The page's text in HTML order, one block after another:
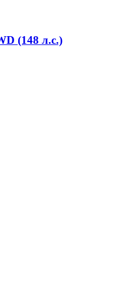
(148 л.с.)